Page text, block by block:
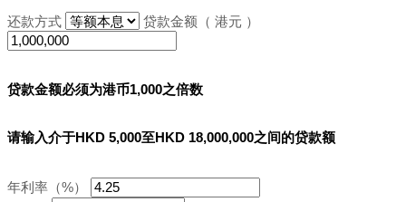
还款方式 贷款金额（ 港元 ）
贷款金额必须为港币1,000之倍数
请输入介于HKD 5,000至HKD 18,000,000之间的贷款额
年利率（%）